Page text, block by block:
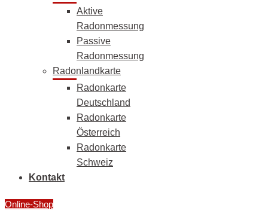
Aktive
Radonmessung
Passive
Radonmessung
Radonlandkarte
Radonkarte
Deutschland
Radonkarte
Österreich
Radonkarte
Schweiz
Kontakt
Online-Shop